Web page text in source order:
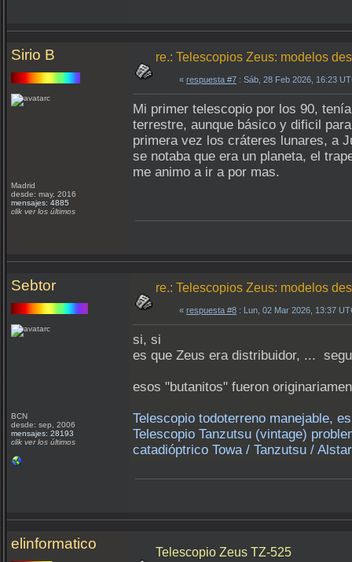
Sirio B
Madrid
desde: may, 2016
mensajes: 4885
clik ver los últimos
re.: Telescopios Zeus: modelos
« respuesta #7 : Sáb, 28 Feb 2026, 16:23
Mi primer telescopio por los 90,
terrestre, aunque básico y dificil
primera vez los cráteres lunares, a
se notaba que era un planeta, el
me animo a ir a por mas.
Sebtor
BCN
desde: sep, 2006
mensajes: 28193
clik ver los últimos
re.: Telescopios Zeus: modelos
« respuesta #8 : Lun, 02 Mar 2026, 13:37
si, si
es que Zeus era distribuidor, ...
esos "butanitos" fueron
Telescopio todoterreno manejable,
Telescopio Tanzutsu (vintage)
catadióptrico Towa / Tanzutsu /
elinformatico
Telescopio Zeus TZ-525